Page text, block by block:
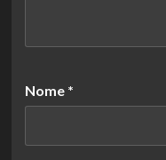
Nome *